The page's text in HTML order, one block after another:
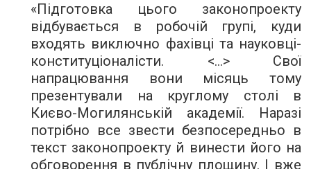
«Підготовка цього законопроекту
відбувається в робочій групі, куди
входять виключно фахівці та науковці-
конституціоналісти. <...> Свої
напрацювання вони місяць тому
презентували на круглому столі в
Києво-Могилянській академії. Наразі
потрібно все звести безпосередньо в
текст законопроекту й винести його на
обговорення в публічну площину. І вже